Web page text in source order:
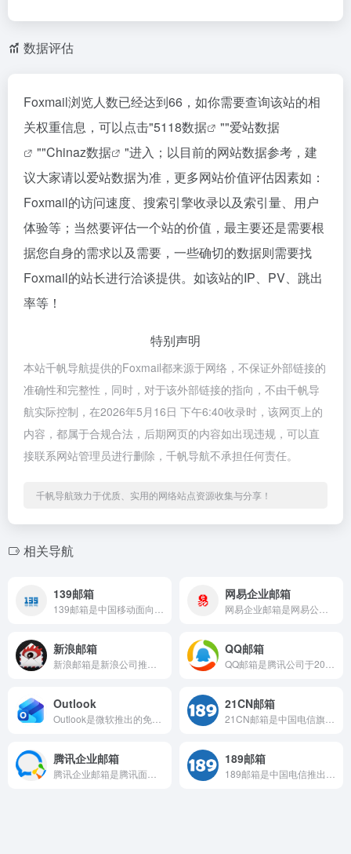
数据评估
Foxmail浏览人数已经达到66，如你需要查询该站的相
关权重信息，可以点击"5118数据 ""爱站数据
""Chinaz数据
"进入；以目前的网站数据参考，建
议大家请以爱站数据为准，更多网站价值评估因素如：
Foxmail的访问速度、搜索引擎收录以及索引量、用户
体验等；当然要评估一个站的价值，最主要还是需要根
据您自身的需求以及需要，一些确切的数据则需要找
Foxmail的站长进行洽谈提供。如该站的IP、PV、跳出
率等！
特别声明
本站千帆导航提供的Foxmail都来源于网络，不保证外部链接的
准确性和完整性，同时，对于该外部链接的指向，不由千帆导
航实际控制，在2026年5月16日 下午6:40收录时，该网页上的
内容，都属于合规合法，后期网页的内容如出现违规，可以直
接联系网站管理员进行删除，千帆导航不承担任何责任。
千帆导航致力于优质、实用的网络站点资源收集与分享！
相关导航
139邮箱 网易企业邮箱
新浪邮箱 QQ邮箱
Outlook 21CN邮箱
腾讯企业邮箱 189邮箱